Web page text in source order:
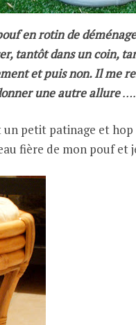
en rotin de
tantôt dans un coin,
et puis non. Il me
une autre allure….
petit patinage et
fière de mon pouf et